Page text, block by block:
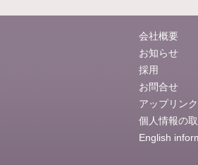
会社概要
お知らせ
採用
お問合せ
アップリン
個人情報の
English